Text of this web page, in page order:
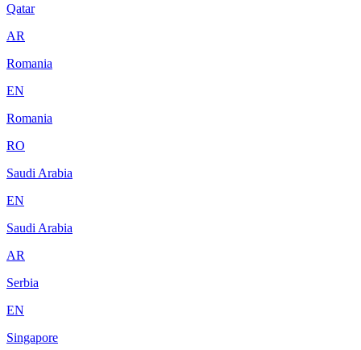
Qatar
AR
Romania
EN
Romania
RO
Saudi Arabia
EN
Saudi Arabia
AR
Serbia
EN
Singapore